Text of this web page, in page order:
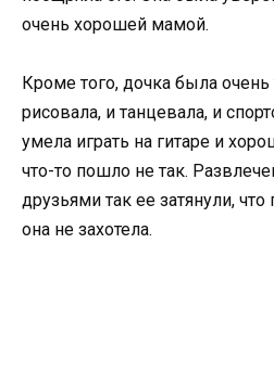
очень хорошей мамой.
Кроме того, дочка была очень
рисовала, и танцевала, и
умела играть на гитаре и
что-то пошло не так.
друзьями так ее затянули, что
она не захотела.